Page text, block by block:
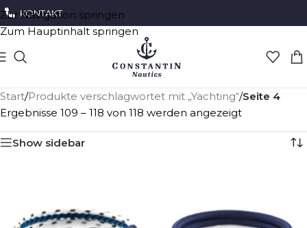
Zur Navigation springen
Zum Hauptinhalt springen
KONTAKT
Start/Produkte verschlagwortet mit „Yachting“/Seite 4
Ergebnisse 109 – 118 von 118 werden angezeigt
Show sidebar